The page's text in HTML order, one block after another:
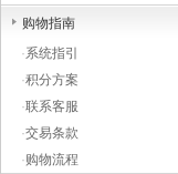
购物指南
·系统指引
·积分方案
·联系客服
·交易条款
·购物流程